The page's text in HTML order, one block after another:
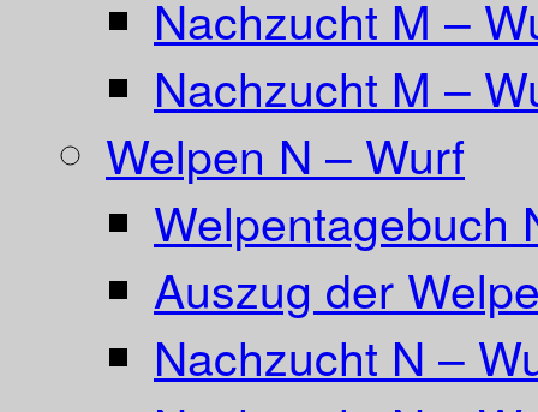
Nachzucht M –
Nachzucht M –
Welpen N – Wurf
Welpentagebuch
Auszug der
Nachzucht N –